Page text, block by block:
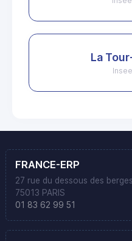
La
FRANCE-ERP
27 rue du dessous des berges
75013 PARIS
01 83 62 99 51